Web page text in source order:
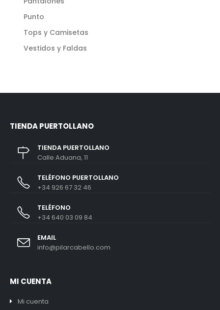
Punto
Tops y Camisetas
Vestidos y Faldas
TIENDA PUERTOLLANO
TIENDA PUERTOLLANO
Calle Aduana, 11
TELÉFONO PUERTOLLANO
+34 926 67 32 46
TELÉFONO
+34 640 03 09 84
EMAIL
info@pilarcabello.com
MI CUENTA
Mi cuenta